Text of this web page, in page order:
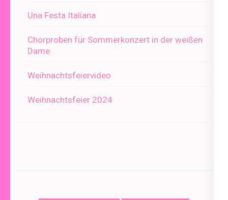
Una Festa Italiana
Chorproben für Sommerkonzert in der weißen
Dame
Weihnachtsfeiervideo
Weihnachtsfeier 2024